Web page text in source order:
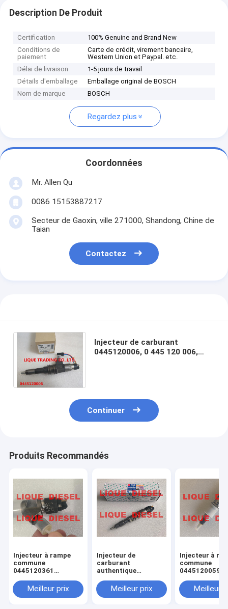
Description De Produit
Certification
100% Genuine and Brand New
Conditions de
paiement
Carte de crédit, virement bancaire,
Western Union et Paypal. etc.
Délai de livraison
1-5 jours de travail
Détails d'emballage
Emballage original de BOSCH
Nom de marque
BOSCH
Regardez plus
Coordonnées
Mr. Allen Qu
0086 15153887217
Secteur de Gaoxin, ville 271000, Shandong, Chine de
Taian
Contactez
Injecteur de carburant
0445120006, 0 445 120 006,
Continuer
Produits Recommandés
Injecteur à rampe
commune
0445120361
120 361 5801479314
Meilleur prix
Injecteur de
carburant
authentique
0445120290 0 445
120 290 L4700-
Meilleur prix
Injecteur à
commune
0445120059
120 059 0 445
231 pour
Meilleur